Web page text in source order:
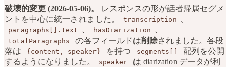
破壊的変更 (2026-05-06)。
レスポンスの形が話者帰属セグメ
ントを中心に統一されました。
transcription
paragraphs[].text hasDiarization
totalParagraphs の各フィールドは削除されました。各段
落は
{content, speaker} を持つ segments[]
配列を公開
するようになりました。
speaker
は diarization データが利